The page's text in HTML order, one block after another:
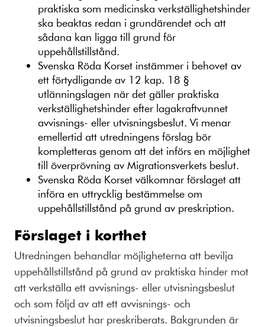
praktiska som medicinska verkställighetshinder
ska beaktas redan i grundärendet och att
sådana kan ligga till grund för
uppehållstillstånd.
Svenska Röda Korset instämmer i behovet av
ett förtydligande av 12 kap. 18 §
utlänningslagen när det gäller praktiska
verkställighetshinder efter lagakraftvunnet
avvisnings- eller utvisningsbeslut. Vi menar
emellertid att utredningens förslag bör
kompletteras genom att det införs en möjlighet
till överprövning av Migrationsverkets beslut.
Svenska Röda Korset välkomnar förslaget att
införa en uttrycklig bestämmelse om
uppehållstillstånd på grund av preskription.
Förslaget i korthet
Utredningen behandlar möjligheterna att bevilja
uppehållstillstånd på grund av praktiska hinder mot
att verkställa ett avvisnings- eller utvisningsbeslut
och som följd av att ett avvisnings- och
utvisningsbeslut har preskriberats. Bakgrunden är